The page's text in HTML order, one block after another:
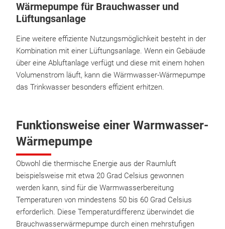
Wärmepumpe für Brauchwasser und
Lüftungsanlage
Eine weitere effiziente Nutzungsmöglichkeit besteht in der
Kombination mit einer Lüftungsanlage. Wenn ein Gebäude
über eine Abluftanlage verfügt und diese mit einem hohen
Volumenstrom läuft, kann die Wärmwasser-Wärmepumpe
das Trinkwasser besonders effizient erhitzen.
Funktionsweise einer Warmwasser-
Wärmepumpe
Obwohl die thermische Energie aus der Raumluft
beispielsweise mit etwa 20 Grad Celsius gewonnen
werden kann, sind für die Warmwasserbereitung
Temperaturen von mindestens 50 bis 60 Grad Celsius
erforderlich. Diese Temperaturdifferenz überwindet die
Brauchwasserwärmepumpe durch einen mehrstufigen